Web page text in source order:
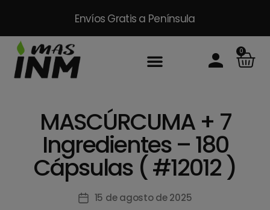
Envíos Gratis a Península
0
MASCÚRCUMA + 7
Ingredientes – 180
Cápsulas ( #12012 )
15 de agosto de 2025